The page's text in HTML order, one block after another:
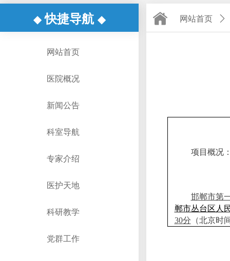
项目概况
邯郸市第
郸市丛台区人
30分 （北京时
网站首页 ꄲ
◆快捷导航 ◆
网站首页
医院概况
新闻公告
科室导航
专家介绍
医护天地
科研教学
党群工作